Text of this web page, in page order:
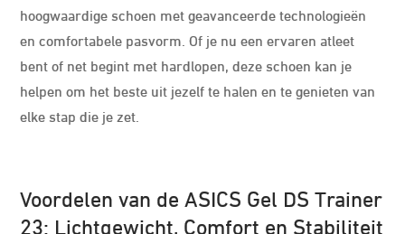
hoogwaardige schoen met geavanceerde technologieën
en comfortabele pasvorm. Of je nu een ervaren atleet
bent of net begint met hardlopen, deze schoen kan je
helpen om het beste uit jezelf te halen en te genieten van
elke stap die je zet.
Voordelen van de ASICS Gel DS Trainer
23: Lichtgewicht, Comfort en Stabiliteit